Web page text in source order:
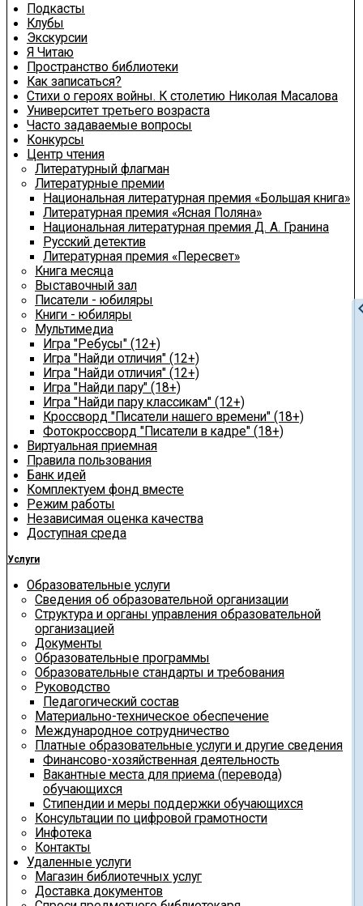
Подкасты
Клубы
Экскурсии
Я Читаю
Пространство библиотеки
Как записаться?
Стихи о героях войны. К столетию Николая Масалова
Университет третьего возраста
Часто задаваемые вопросы
Конкурсы
Центр чтения
Литературный флагман
Литературные премии
Национальная литературная премия «Большая книга»
Литературная премия «Ясная Поляна»
Национальная литературная премия Д. А. Гранина
Русский детектив
Литературная премия «Пересвет»
Книга месяца
Выставочный зал
Писатели - юбиляры
Книги - юбиляры
Мультимедиа
Игра "Ребусы" (12+)
Игра "Найди отличия" (12+)
Игра "Найди отличия" (12+)
Игра "Найди пару" (18+)
Игра "Найди пару классикам" (12+)
Кроссворд "Писатели нашего времени" (18+)
Фотокроссворд "Писатели в кадре" (18+)
Виртуальная приемная
Правила пользования
Банк идей
Комплектуем фонд вместе
Режим работы
Независимая оценка качества
Доступная среда
Услуги
Образовательные услуги
Сведения об образовательной организации
Структура и органы управления образовательной
организацией
Документы
Образовательные программы
Образовательные стандарты и требования
Руководство
Педагогический состав
Материально-техническое обеспечение
Международное сотрудничество
Платные образовательные услуги и другие сведения
Финансово-хозяйственная деятельность
Вакантные места для приема (перевода)
обучающихся
Стипендии и меры поддержки обучающихся
Консультации по цифровой грамотности
Инфотека
Контакты
Удаленные услуги
Магазин библиотечных услуг
Доставка документов